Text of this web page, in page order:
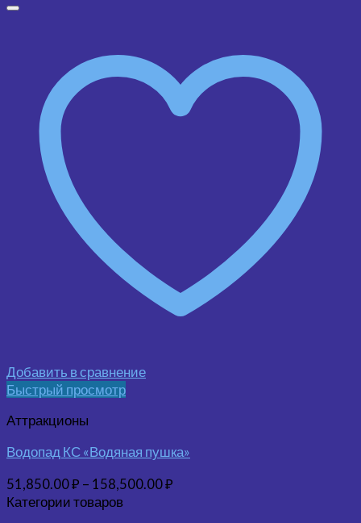
Добавить в сравнение
Быстрый просмотр
Аттракционы
Водопад КС «Водяная пушка»
51,850.00₽ – 158,500.00₽
Категории товаров